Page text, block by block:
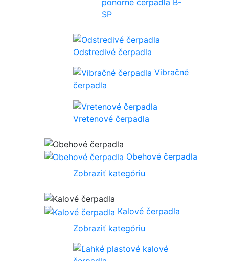
ponorné čerpadla B-
SP
Odstredivé čerpadla
Vibračné
čerpadla
Vretenové čerpadla
Obehové čerpadla
Zobraziť kategóriu
Kalové čerpadla
Zobraziť kategóriu